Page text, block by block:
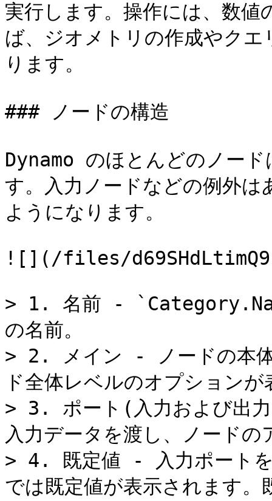
実行します。操作には、数
ば、ジオメトリの作成やク
ります。
### ノードの構造
Dynamo のほとんどのノー
す。入力ノードなどの例外
ようになります。
![](/files/
> 1. 名前 -
の名前。
> 2. メイン - ノードの本体
ド全体レベルのオプション
> 3. ポート(入力および出
入力データを渡し、ノード
> 4. 既定値 - 入力ポートを
では既定値が表示されます